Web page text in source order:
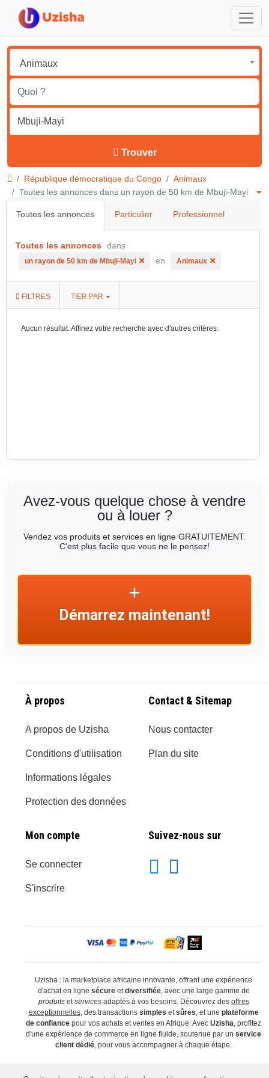
Animaux
Trouver
République démocratique du Congo
Animaux
Toutes les annonces dans un rayon de 50 km de Mbuji-Mayi
Toutes les annonces Particulier Professionnel
Toutes les annonces dans
un rayon de 50 km de Mbuji-Mayi en Animaux
FILTRES TIER PAR
Aucun résultat. Affinez votre recherche avec d'autres critères.
Avez-vous quelque chose à vendre
ou à louer ?
Vendez vos produits et services en ligne GRATUITEMENT.
C'est plus facile que vous ne le pensez!
Démarrez maintenant!
À propos
A propos de Uzisha
Conditions d'utilisation
Informations légales
Protection des données
Contact & Sitemap
Nous contacter
Plan du site
Mon compte
Se connecter
S'inscrire
Suivez-nous sur
Uzisha : la marketplace africaine innovante, offrant une expérience
d'achat en ligne sécureetdiversifiée, avec une large gamme de
produitsetservicesadaptés à vos besoins. Découvrez des offres
exceptionnelles, des transactions simples etsûres, et une plateforme
de confiance pour vos achats et ventes en Afrique. Avec Uzisha, profitez
d'une expérience de commerce en ligne fluide, soutenue par un service
client dédié, pour vous accompagner à chaque étape.